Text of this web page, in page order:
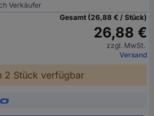
Verkäufer
Gesamt (26,88 € / Stück)
26,88 €
zzgl. MwSt.
Versand
2 Stück verfügbar